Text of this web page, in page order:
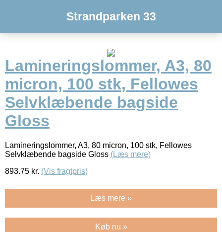
Strandparken 33
Lamineringslommer, A3, 80
micron, 100 stk, Fellowes
Selvklæbende bagside
Gloss
Lamineringslommer, A3, 80 micron, 100 stk, Fellowes
Selvklæbende bagside Gloss (Læs mere)
893.75 kr. (Vis fragtpris)
Læs mere »
Køb nu »